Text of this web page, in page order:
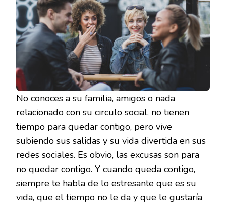
No conoces a su familia, amigos o nada
relacionado con su circulo social, no tienen
tiempo para quedar contigo, pero vive
subiendo sus salidas y su vida divertida en sus
redes sociales. Es obvio, las excusas son para
no quedar contigo. Y cuando queda contigo,
siempre te habla de lo estresante que es su
vida, que el tiempo no le da y que le gustaría